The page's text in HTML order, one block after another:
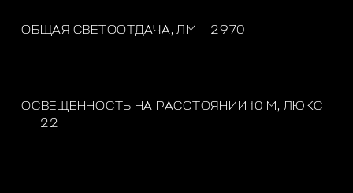
ОБЩАЯ СВЕТООТДАЧА, ЛМ 2970
ОСВЕЩЕННОСТЬ НА РАССТОЯНИИ 10 М, ЛЮКС
22